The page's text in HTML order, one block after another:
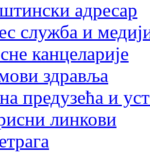
адресар
служба и
канцеларије
здравља
предузећа и
линкови